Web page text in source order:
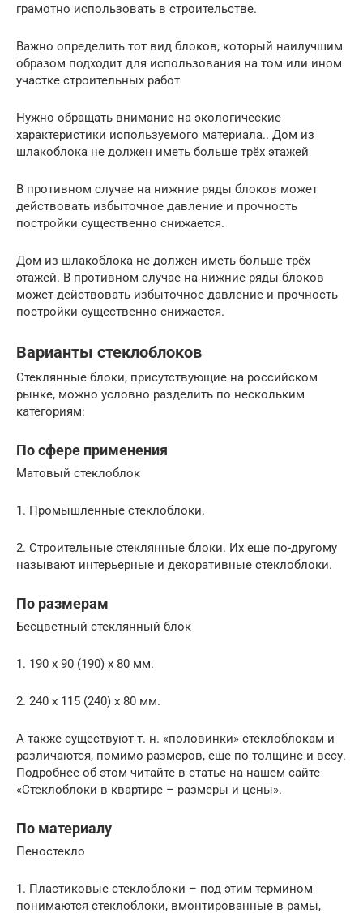
грамотно использовать в строительстве.
Важно определить тот вид блоков, который наилучшим
образом подходит для использования на том или ином
участке строительных работ
Нужно обращать внимание на экологические
характеристики используемого материала.. Дом из
шлакоблока не должен иметь больше трёх этажей
В противном случае на нижние ряды блоков может
действовать избыточное давление и прочность
постройки существенно снижается.
Дом из шлакоблока не должен иметь больше трёх
этажей. В противном случае на нижние ряды блоков
может действовать избыточное давление и прочность
постройки существенно снижается.
Варианты стеклоблоков
Стеклянные блоки, присутствующие на российском
рынке, можно условно разделить по нескольким
категориям:
По сфере применения
Матовый стеклоблок
1. Промышленные стеклоблоки.
2. Строительные стеклянные блоки. Их еще по-другому
называют интерьерные и декоративные стеклоблоки.
По размерам
Бесцветный стеклянный блок
1. 190 х 90 (190) х 80 мм.
2. 240 х 115 (240) х 80 мм.
А также существуют т. н. «половинки» стеклоблокам и
различаются, помимо размеров, еще по толщине и весу.
Подробнее об этом читайте в статье на нашем сайте
«Стеклоблоки в квартире – размеры и цены».
По материалу
Пеностекло
1. Пластиковые стеклоблоки – под этим термином
понимаются стеклоблоки, вмонтированные в рамы,